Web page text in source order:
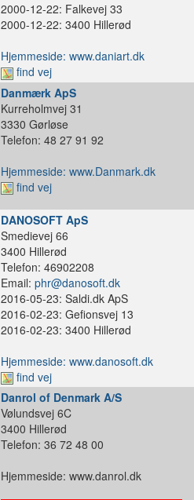
2000-12-22: Falkevej 33
2000-12-22: 3400 Hillerød
Hjemmeside: www.daniart.dk
find vej
Danmærk ApS
Kurreholmvej 31
3330 Gørløse
Telefon: 48 27 91 92
Hjemmeside: www.Danmark.dk
find vej
DANOSOFT ApS
Smedievej 66
3400 Hillerød
Telefon: 46902208
Email: phr@danosoft.dk
2016-05-23: Saldi.dk ApS
2016-02-23: Gefionsvej 13
2016-02-23: 3400 Hillerød
Hjemmeside: www.danosoft.dk
find vej
Danrol of Denmark A/S
Vølundsvej 6C
3400 Hillerød
Telefon: 36 72 48 00
Hjemmeside: www.danrol.dk